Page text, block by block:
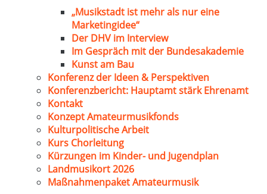
„Musikstadt ist mehr als nur eine
Marketingidee“
Der DHV im Interview
Im Gespräch mit der Bundesakademie
Kunst am Bau
Konferenz der Ideen & Perspektiven
Konferenzbericht: Hauptamt stärk Ehrenamt
Kontakt
Konzept Amateurmusikfonds
Kulturpolitische Arbeit
Kurs Chorleitung
Kürzungen im Kinder- und Jugendplan
Landmusikort 2026
Maßnahmenpaket Amateurmusik